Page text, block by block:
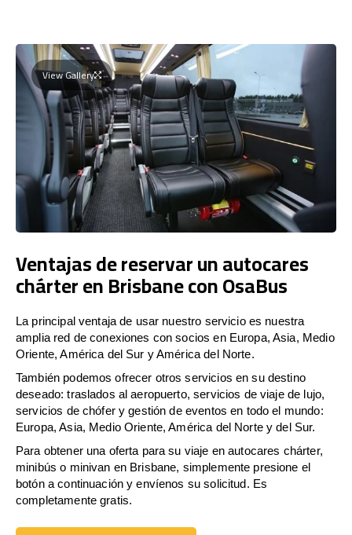
View Gallery
Ventajas de reservar un autocares
chárter en Brisbane con OsaBus
La principal ventaja de usar nuestro servicio es nuestra
amplia red de conexiones con socios en Europa, Asia, Medio
Oriente, América del Sur y América del Norte.
También podemos ofrecer otros servicios en su destino
deseado: traslados al aeropuerto, servicios de viaje de lujo,
servicios de chófer y gestión de eventos en todo el mundo:
Europa, Asia, Medio Oriente, América del Norte y del Sur.
Para obtener una oferta para su viaje en autocares chárter,
minibús o minivan en Brisbane, simplemente presione el
botón a continuación y envíenos su solicitud. Es
completamente gratis.